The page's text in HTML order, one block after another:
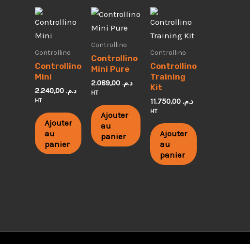
Controllino
Controllino
Mini
د.م.
HT
Ajouter
au
panier
Controllino
Controllino
Mini Pure
د.م.
HT
Ajouter
au
panier
Controllino
Controllino
Training
Kit
د.م.
HT
Ajouter
au
panier